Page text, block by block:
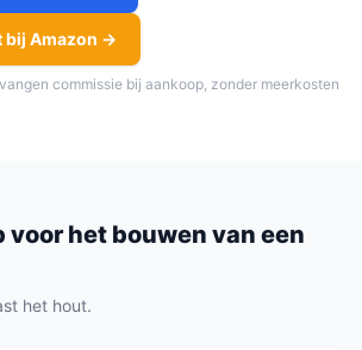
bij Amazon →
commissie bij aankoop, zonder meerkosten
voor het bouwen van een
het hout.